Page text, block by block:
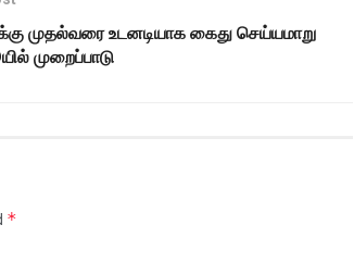
முதல்வரை உடனடியாக கைது செய்யமாறு
முறைப்பாடு
*